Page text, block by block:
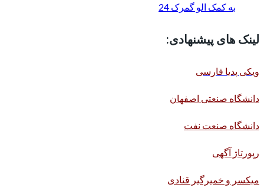
به کمک الو گمرک 24
لینک های پیشنهادی:
ویکی پدیا فارسی
دانشگاه صنعتی اصفهان
دانشگاه صنعت نفت
رپورتاژ آگهی
میکسر و خمیرگیر قنادی